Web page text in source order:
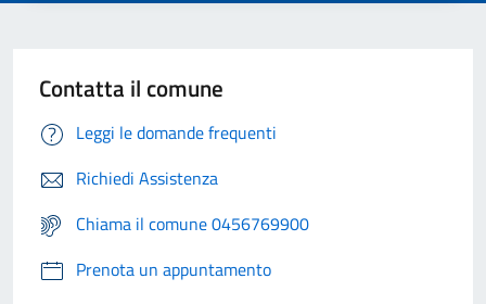
Contatta il comune
Leggi le domande frequenti
Richiedi Assistenza
Chiama il comune 0456769900
Prenota un appuntamento